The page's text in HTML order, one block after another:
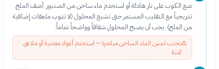
ضع الكوب على نار هادئة أو استخدم ماء ساخن من الصنبور. أضف الملح
تدريجياً مع التقليب المستمر حتى تشبع المحلول (لا تذوب ملعقات إضافية
من الملح). يجب أن يصبح المحلول شفافاً وواضحاً تماماً.
⚠️تجنب لمس الماء الساخن مباشرة — استخدم أعواد معدنية أو ملاعق
آمنة